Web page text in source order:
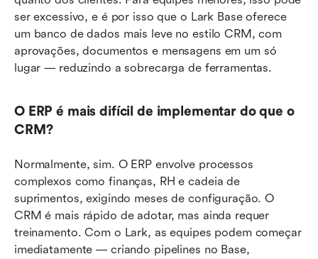
ser excessivo, e é por isso que o Lark Base oferece
um banco de dados mais leve no estilo CRM, com
aprovações, documentos e mensagens em um só
lugar — reduzindo a sobrecarga de ferramentas.
O ERP é mais difícil de implementar do que o
CRM?
Normalmente, sim. O ERP envolve processos
complexos como finanças, RH e cadeia de
suprimentos, exigindo meses de configuração. O
CRM é mais rápido de adotar, mas ainda requer
treinamento. Com o Lark, as equipes podem começar
imediatamente — criando pipelines no Base,